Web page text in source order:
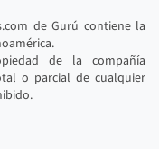
de Gurú contiene la
de la compañía
o parcial de cualquier